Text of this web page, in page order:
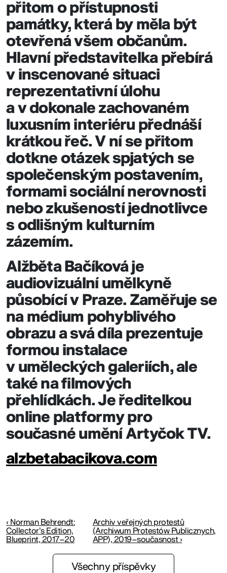
přitom o přístupnosti
památky, která by měla být
otevřená všem občanům.
Hlavní představitelka přebírá
v inscenované situaci
reprezentativní úlohu
a v dokonale zachovaném
luxusním interiéru přednáší
krátkou řeč. V ní se přitom
dotkne otázek spjatých se
společenským postavením,
formami sociální nerovnosti
nebo zkušeností jednotlivce
s odlišným kulturním
zázemím.
Alžběta Bačíková je
audiovizuální umělkyně
působící v Praze. Zaměřuje se
na médium pohyblivého
obrazu a svá díla prezentuje
formou instalace
v uměleckých galeriích, ale
také na filmových
přehlídkách. Je ředitelkou
online platformy pro
současné umění Artyčok TV.
alzbetabacikova.com
‹ Norman Behrendt:
Collector’s Edition,
Blueprint, 2017–20
Archiv veřejných protestů
(Archiwum Protestów Publicznych,
APP), 2019–současnost ›
Všechny příspěvky